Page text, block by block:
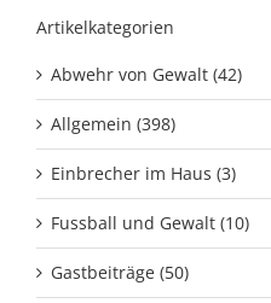
Artikelkategorien
Abwehr von Gewalt (42)
Allgemein (398)
Einbrecher im Haus (3)
Fussball und Gewalt (10)
Gastbeiträge (50)